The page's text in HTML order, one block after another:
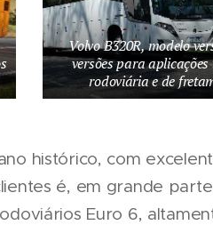
Volvo B320R, modelo
versões para
rodoviária e de
histórico, com
é, em grande
Euro 6,